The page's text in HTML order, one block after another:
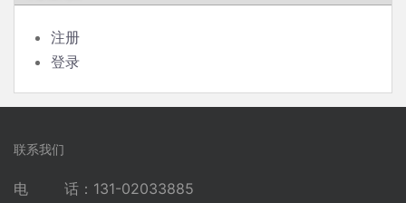
注册
登录
联系我们
电 话：131-02033885